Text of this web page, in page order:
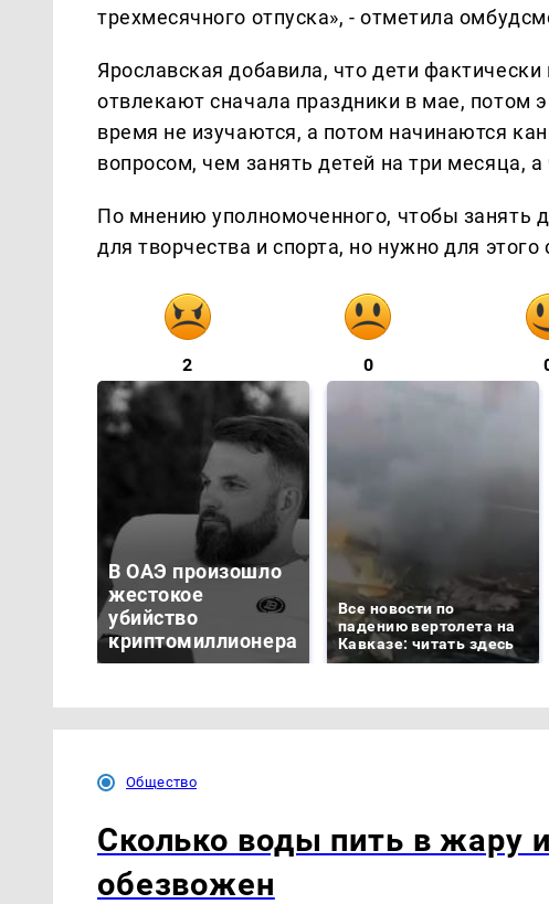
трехмесячного отпуска», - отметила
Ярославская добавила, что дети
отвлекают сначала праздники в мае,
время не изучаются, а потом начинаются
вопросом, чем занять детей на три месяца,
По мнению уполномоченного, чтобы занять
для творчества и спорта, но нужно для
2 0
В ОАЭ произошло
жестокое
убийство
криптомиллионера
Все новости по
падению вертолета на
Кавказе: читать здесь
Общество
Сколько воды пить в жару
обезвожен